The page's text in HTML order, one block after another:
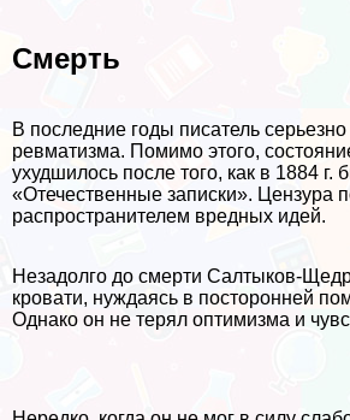
Cмepть
В последние годы писатель серьезно
ревматизма. Помимо этого,
ухудшилось после того, как в 1884 г.
«Отечественные записки». Цензура
распространителем вредных идей.
Незадолго до cмepти Салтыков-
кровати, нуждаясь в посторонней
Однако он не терял оптимизма и